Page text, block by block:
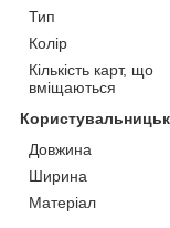
Тип
Колір
Кількість карт, що
вміщаються
Довжина
Ширина
Матеріал